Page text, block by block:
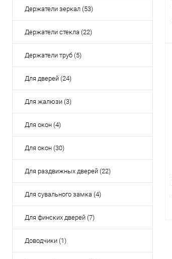
Держатели зеркал (53)
Держатели стекла (22)
Держатели труб (5)
Для дверей (24)
Для жалюзи (3)
Для окон (4)
Для окон (30)
Для раздвижных дверей (22)
Для сувального замка (4)
Для финских дверей (7)
Доводчики (1)